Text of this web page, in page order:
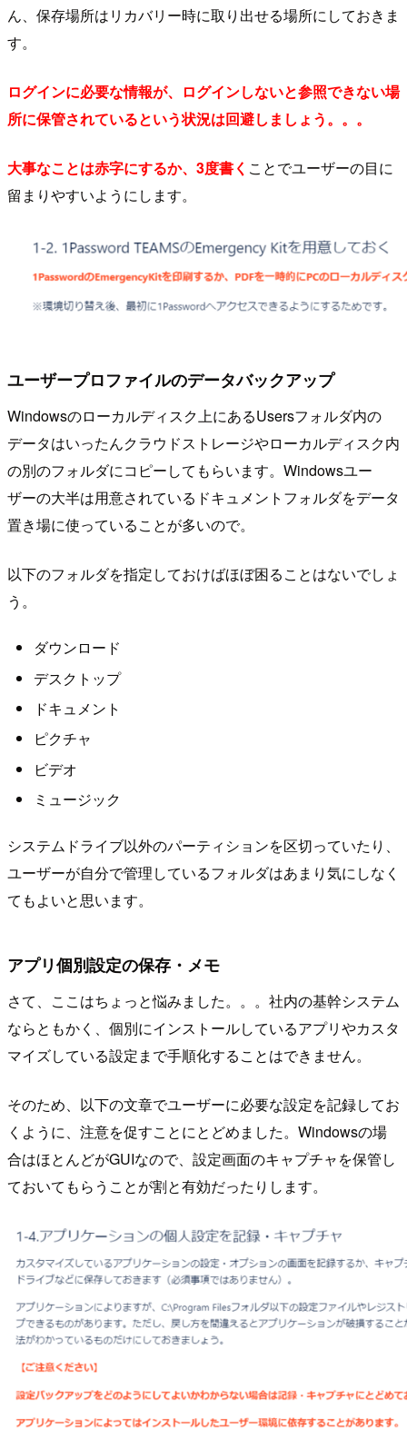
ん、保存場所はリカバリー時に取り出せる場所にしておきま
す。
ログインに必要な情報が、ログインしないと参照できない場
所に保管されているという状況は回避しましょう。。。
大事なことは赤字にするか、3度書く ことでユーザーの目に
留まりやすいようにします。
ユーザープロファイルのデータバックアップ
Windowsのローカルディスク上にあるUsersフォルダ内の
データはいったんクラウドストレージやローカルディスク内
の別のフォルダにコピーしてもらいます。Windowsユー
ザーの大半は用意されているドキュメントフォルダをデータ
置き場に使っていることが多いので。
以下のフォルダを指定しておけばほぼ困ることはないでしょ
う。
ダウンロード
デスクトップ
ドキュメント
ピクチャ
ビデオ
ミュージック
システムドライブ以外のパーティションを区切っていたり、
ユーザーが自分で管理しているフォルダはあまり気にしなく
てもよいと思います。
アプリ個別設定の保存・メモ
さて、ここはちょっと悩みました。。。社内の基幹システム
ならともかく、個別にインストールしているアプリやカスタ
マイズしている設定まで手順化することはできません。
そのため、以下の文章でユーザーに必要な設定を記録してお
くように、注意を促すことにとどめました。Windowsの場
合はほとんどがGUIなので、設定画面のキャプチャを保管し
ておいてもらうことが割と有効だったりします。